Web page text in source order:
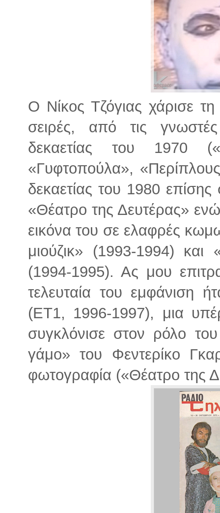
Ο Νίκος Τζόγιας χάρισε
σειρές, από τις
δεκαετίας του 1970
«Γυφτοπούλα»,
δεκαετίας του 1980
«Θέατρο της Δευτέρας»
εικόνα του σε ελαφρές
μιούζικ» (1993-1994) και
(1994-1995). Ας μου
τελευταία του εμφάνιση
(ΕΤ1, 1996-1997), μια
συγκλόνισε στον ρόλο
γάμο» του Φεντερίκο
φωτογραφία («Θέατρο της